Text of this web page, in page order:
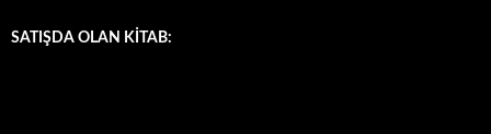
SATIŞDA OLAN KİTAB: